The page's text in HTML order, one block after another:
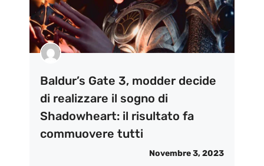
Baldur’s Gate 3, modder decide
di realizzare il sogno di
Shadowheart: il risultato fa
commuovere tutti
Novembre 3, 2023